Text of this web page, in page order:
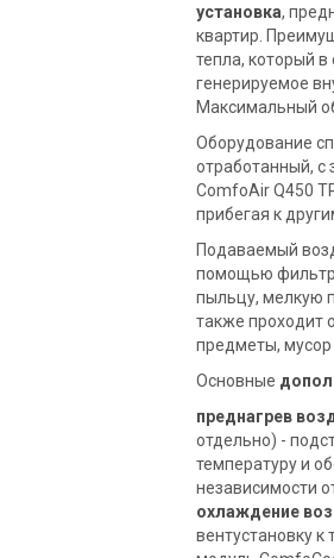
установка,
квартир.
тепла, который в
генерируемое
Максимальный
Оборудование
отработанный, с
ComfoAir Q450
прибегая к
Подаваемый
помощью
пыльцу, мелкую
также проходит
предметы, мусор
Основные
преднагрев
отдельно) -
температуру и
независимости
охлаждение
вентустановку